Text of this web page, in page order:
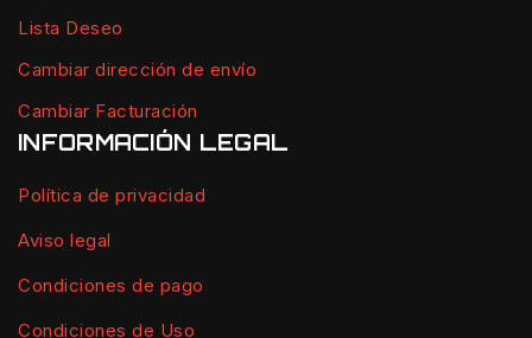
Lista Deseo
Cambiar dirección de envío
Cambiar Facturación
INFORMACIÓN LEGAL
Política de privacidad
Aviso legal
Condiciones de pago
Condiciones de Uso